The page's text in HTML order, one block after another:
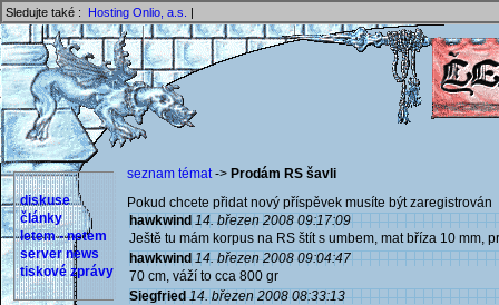
Sledujte také : Hosting Onlio, a.s. |
diskuse
články
letem - netem
server news
tiskové zprávy
seznam témat-> Prodám RS šavli
Pokud chcete přidat nový příspěvek musíte být
hawkwind 14. březen 2008 09:17:09
Ještě tu mám korpus na RS štít s umbem, mat bříza 10 mm,
hawkwind 14. březen 2008 09:04:47
70 cm, váží to cca 800 gr
Siegfried 14. březen 2008 08:33:13